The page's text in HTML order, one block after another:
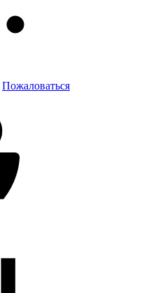
Пожаловаться